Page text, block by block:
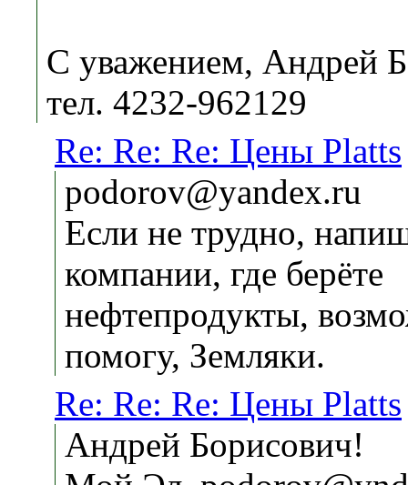
С уважением, Андрей
тел. 4232-962129
Re: Re: Re: Цены Platts
podorov@yandex.ru
Если не трудно,
компании, где берёте
нефтепродукты,
помогу, Земляки.
Re: Re: Re: Цены Platts
Андрей Борисович!